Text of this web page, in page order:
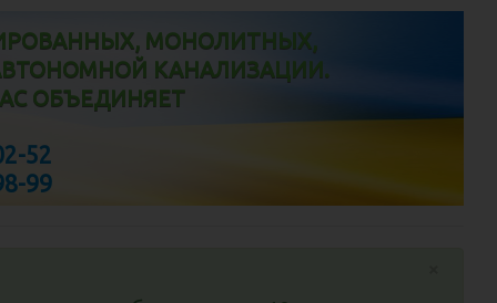
МОНОЛИТНЫХ,
КАНАЛИЗАЦИИ.
ОБЪЕДИНЯЕТ
52
99